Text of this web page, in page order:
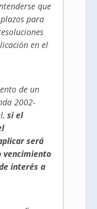
que
para
en el
de un
2002-
si el
será
vencimiento
interés a